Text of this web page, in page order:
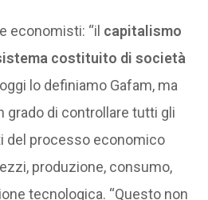
economisti: “il capitalismo
costituito di società
lo definiamo Gafam, ma
grado di controllare tutti gli
del processo economico
produzione, consumo,
tecnologica. “Questo non